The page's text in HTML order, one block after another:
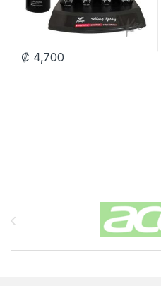
₡ 4,700
Carrusel de Marcas